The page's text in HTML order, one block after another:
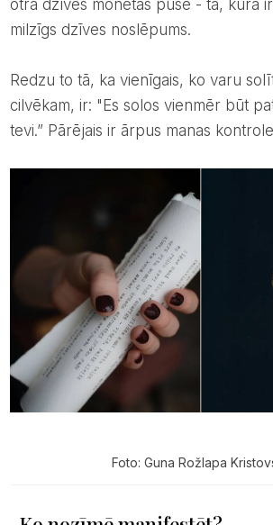
otra dzīves monētas puse - tā, kura
milzīgs dzīves noslēpums.
Redzu to tā, ka vienīgais, ko varu solīt sev un otram
cilvēkam, ir: "Es solos vienmēr būt
tevi.” Pārējais ir ārpus manas
Foto: Guna Rožlapa